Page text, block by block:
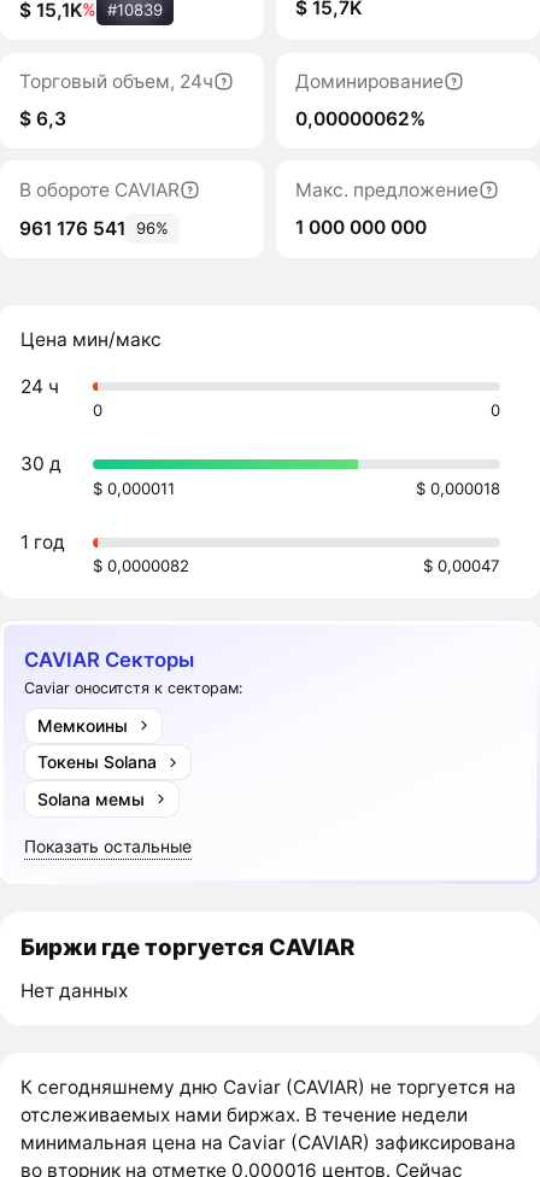
$ 15,1K% #10839
$ 15,7K
Торговый объем, 24ч
$ 6,3
Доминирование
0,00000062%
В обороте CAVIAR
961 176 541
96%
Макс. предложение
1 000 000 000
Цена мин/макс
24 ч
0 0
30 д
$ 0,000011 $ 0,000018
1 год
$ 0,0000082 $ 0,00047
CAVIAR Секторы
Caviar оноситстя к секторам:
Мемкоины
Токены Solana
Solana мемы
Показать остальные
Биржи где торгуется CAVIAR
Нет данных
К сегодняшнему дню Caviar (CAVIAR) не торгуется на
отслеживаемых нами биржах. В течение недели
минимальная цена на Caviar (CAVIAR) зафиксирована
во вторник на отметке 0,000016 центов. Сейчас